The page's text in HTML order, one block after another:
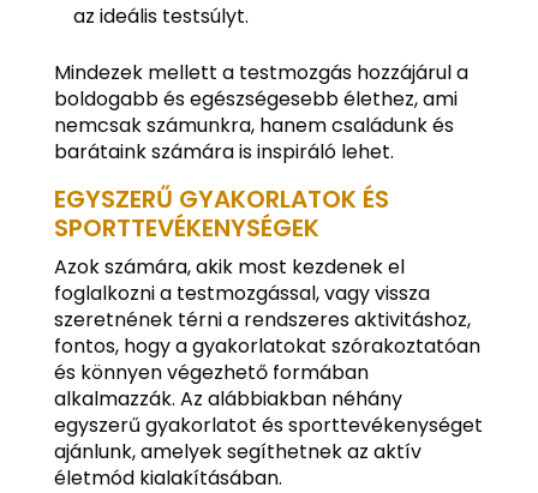
az ideális testsúlyt.
Mindezek mellett a testmozgás hozzájárul a
boldogabb és egészségesebb élethez, ami
nemcsak számunkra, hanem családunk és
barátaink számára is inspiráló lehet.
EGYSZERŰ GYAKORLATOK ÉS
SPORTTEVÉKENYSÉGEK
Azok számára, akik most kezdenek el
foglalkozni a testmozgással, vagy vissza
szeretnének térni a rendszeres aktivitáshoz,
fontos, hogy a gyakorlatokat szórakoztatóan
és könnyen végezhető formában
alkalmazzák. Az alábbiakban néhány
egyszerű gyakorlatot és sporttevékenységet
ajánlunk, amelyek segíthetnek az aktív
életmód kialakításában.